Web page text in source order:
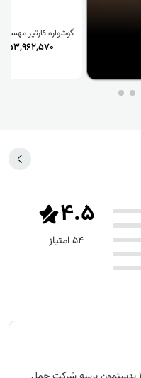
گوشواره کارتیر مهسا
53,962,570 تومان
4.5
54 امتیاز